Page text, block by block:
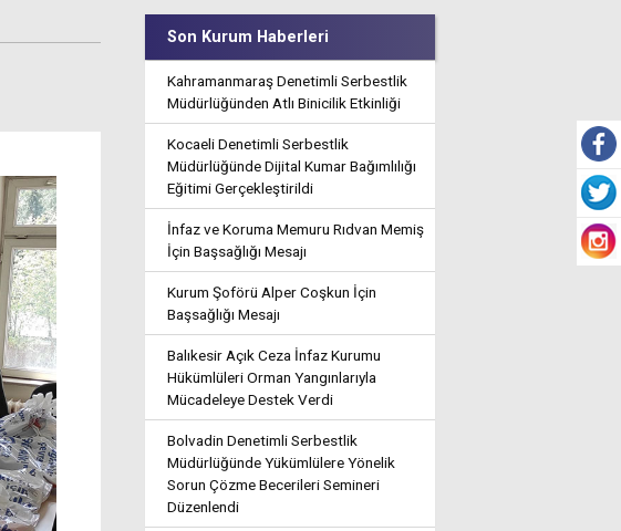
Son Kurum Haberleri
Kahramanmaraş Denetimli Serbestlik
Müdürlüğünden Atlı Binicilik Etkinliği
Kocaeli Denetimli Serbestlik
Müdürlüğünde Dijital Kumar Bağımlılığı
Eğitimi Gerçekleştirildi
İnfaz ve Koruma Memuru Rıdvan Memiş
İçin Başsağlığı Mesajı
Kurum Şoförü Alper Coşkun İçin
Başsağlığı Mesajı
Balıkesir Açık Ceza İnfaz Kurumu
Hükümlüleri Orman Yangınlarıyla
Mücadeleye Destek Verdi
Bolvadin Denetimli Serbestlik
Müdürlüğünde Yükümlülere Yönelik
Sorun Çözme Becerileri Semineri
Düzenlendi